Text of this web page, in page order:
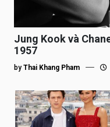
Jung Kook và
1957
by Thai Khang Pham